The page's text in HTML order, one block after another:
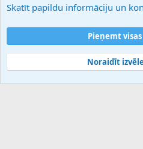
Palīdzība
Noteikumi un nosacījumi
Privātuma politika
Community platform by XenForo® ©
Skatīt papildu informāciju un
Pieņemt
Noraidīt